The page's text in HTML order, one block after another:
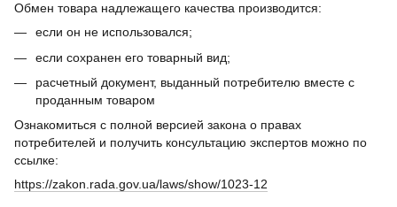
Обмен товара надлежащего качества производится:
если он не использовался;
если сохранен его товарный вид;
расчетный документ, выданный потребителю вместе с
проданным товаром
Ознакомиться с полной версией закона о правах
потребителей и получить консультацию экспертов можно по
ссылке:
https://zakon.rada.gov.ua/laws/show/1023-12